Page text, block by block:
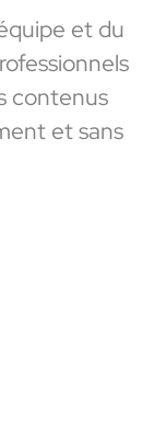
et du
contenus
et sans